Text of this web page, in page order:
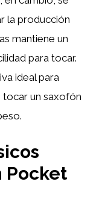
la producción
mantiene un
para tocar.
ideal para
tocar un saxofón
Pocket